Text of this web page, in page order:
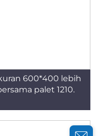
600*400 lebih
palet 1210.